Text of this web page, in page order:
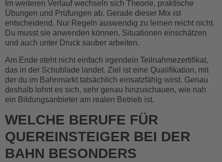
Im weiteren Verlauf wechseln sich Theorie, praktische
Übungen und Prüfungen ab. Gerade dieser Mix ist
entscheidend. Nur Regeln auswendig zu lernen reicht nicht.
Du musst sie anwenden können, Situationen einschätzen
und auch unter Druck sauber arbeiten.
Am Ende steht nicht einfach irgendein Teilnahmezertifikat,
das in der Schublade landet. Ziel ist eine Qualifikation, mit
der du im Bahnmarkt tatsächlich einsatzfähig wirst. Genau
deshalb lohnt es sich, sehr genau hinzuschauen, wie nah
ein Bildungsanbieter am realen Betrieb ist.
WELCHE BERUFE FÜR
QUEREINSTEIGER BEI DER
BAHN BESONDERS